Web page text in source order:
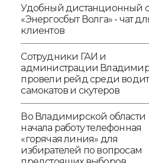
Удобный дистанционный
«Энергосбыт Волга» - чат
клиентов
Сотрудники ГАИ и
администрации
провели рейд среди
самокатов и скутеров
Во Владимирской области
начала работу телефонная
«горячая линия» для
избирателей по вопросам